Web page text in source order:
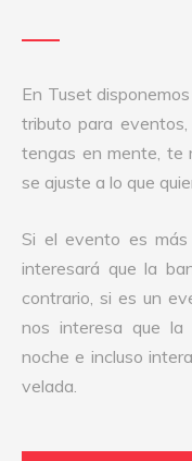
En Tuset
tributo para
tengas en mente, te
se ajuste a lo que
Si el evento es
interesará que la
contrario, si es un
nos interesa que
noche e incluso
velada.